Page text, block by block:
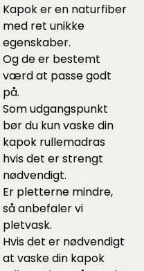
Kapok er en naturfiber
med ret unikke
egenskaber.
Og de er bestemt
værd at passe godt
på.
Som udgangspunkt
bør du kun vaske din
kapok rullemadras
hvis det er strengt
nødvendigt.
Er pletterne mindre,
så anbefaler vi
pletvask.
Hvis det er nødvendigt
at vaske din kapok